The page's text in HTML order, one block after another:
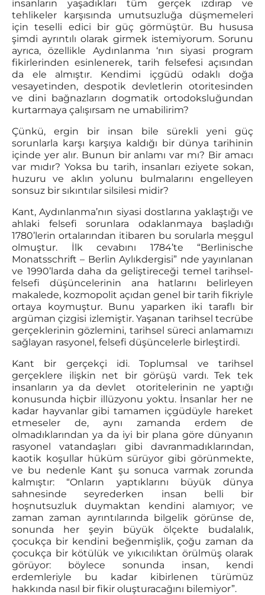
insanların yaşadıkları tüm gerçek ızdırap ve
tehlikeler karşısında umutsuzluğa düşmemeleri
için teselli edici bir güç görmüştür. Bu hususa
şimdi ayrıntılı olarak girmek istemiyorum. Sorunu
ayrıca, özellikle Aydınlanma ‘nın siyasi program
fikirlerinden esinlenerek, tarih felsefesi açısından
da ele almıştır. Kendimi içgüdü odaklı doğa
vesayetinden, despotik devletlerin otoritesinden
ve dini bağnazların dogmatik ortodoksluğundan
kurtarmaya çalışırsam ne umabilirim?
Çünkü, ergin bir insan bile sürekli yeni güç
sorunlarla karşı karşıya kaldığı bir dünya tarihinin
içinde yer alır. Bunun bir anlamı var mı? Bir amacı
var mıdır? Yoksa bu tarih, insanları eziyete sokan,
huzuru ve aklın yolunu bulmalarını engelleyen
sonsuz bir sıkıntılar silsilesi midir?
Kant, Aydınlanma’nın siyasi dostlarına yaklaştığı ve
ahlaki felsefi sorunlara odaklanmaya başladığı
1780’lerin ortalarından itibaren bu sorularla meşgul
olmuştur. İlk cevabını 1784’te “Berlinische
Monatsschrift – Berlin Aylıkdergisi” nde yayınlanan
ve 1990’larda daha da geliştireceği temel tarihsel-
felsefi düşüncelerinin ana hatlarını belirleyen
makalede, kozmopolit açıdan genel bir tarih fikriyle
ortaya koymuştur. Bunu yaparken iki taraflı bir
argüman çizgisi izlemiştir. Yaşanan tarihsel tecrübe
gerçeklerinin gözlemini, tarihsel süreci anlamamızı
sağlayan rasyonel, felsefi düşüncelerle birleştirdi.
Kant bir gerçekçi idi. Toplumsal ve tarihsel
gerçeklere ilişkin net bir görüşü vardı. Tek tek
insanların ya da devlet otoritelerinin ne yaptığı
konusunda hiçbir illüzyonu yoktu. İnsanlar her ne
kadar hayvanlar gibi tamamen içgüdüyle hareket
etmeseler de, aynı zamanda erdem de
olmadıklarından ya da iyi bir plana göre dünyanın
rasyonel vatandaşları gibi davranmadıklarından,
kaotik koşullar hüküm sürüyor gibi görünmekte,
ve bu nedenle Kant şu sonuca varmak zorunda
kalmıştır: “Onların yaptıklarını büyük dünya
sahnesinde seyrederken insan belli bir
hoşnutsuzluk duymaktan kendini alamıyor; ve
zaman zaman ayrıntılarında bilgelik görünse de,
sonunda her şeyin büyük ölçekte budalalık,
çocukça bir kendini beğenmişlik, çoğu zaman da
çocukça bir kötülük ve yıkıcılıktan örülmüş olarak
görüyor: böylece sonunda insan, kendi
erdemleriyle bu kadar kibirlenen türümüz
hakkında nasıl bir fikir oluşturacağını bilemiyor”.